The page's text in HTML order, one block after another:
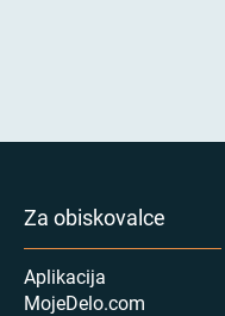
Za obiskovalce
Aplikacija
MojeDelo.com